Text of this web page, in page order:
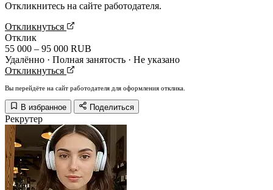
Откликнитесь на сайте работодателя.
Откликнуться
Отклик
55 000 – 95 000 RUB
Удалённо · Полная занятость · Не указано
Откликнуться
Вы перейдёте на сайт работодателя для оформления отклика.
В избранное Поделиться
Рекрутер